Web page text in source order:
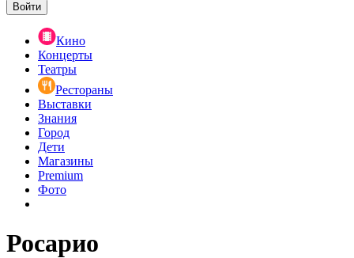
Войти
Кино
Концерты
Театры
Рестораны
Выставки
Знания
Город
Дети
Магазины
Premium
Фото
Росарио